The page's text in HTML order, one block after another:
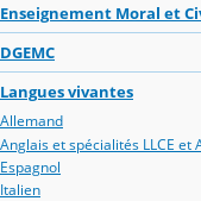
Enseignement Moral et
DGEMC
Langues vivantes
Allemand
Anglais et spécialités LLCE et
Espagnol
Italien